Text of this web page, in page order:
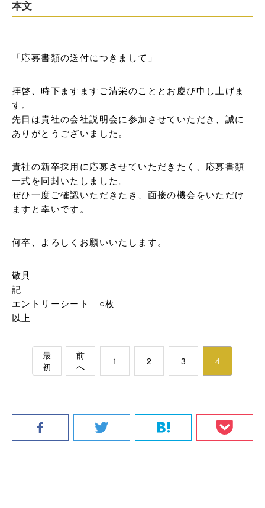
本文
「応募書類の送付につきまして」
拝啓、時下ますますご清栄のこととお慶び申し上げま
す。
先日は貴社の会社説明会に参加させていただき、誠に
ありがとうございました。
貴社の新卒採用に応募させていただきたく、応募書類
一式を同封いたしました。
ぜひ一度ご確認いただきたき、面接の機会をいただけ
ますと幸いです。
何卒、よろしくお願いいたします。
敬具
記
エントリーシート　○枚
以上
最
初
前
へ
1 2 3 4